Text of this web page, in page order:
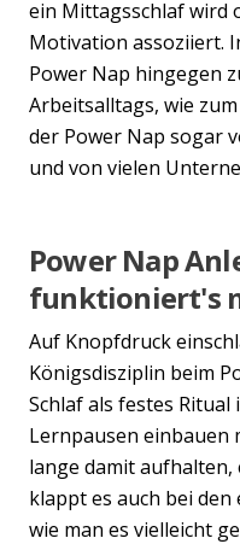
ein Mittagsschlaf wird
Motivation assoziiert.
Power Nap hingegen
Arbeitsalltags, wie
der Power Nap sogar
und von vielen
Power Nap
funktioniert's
Auf Knopfdruck
Königsdisziplin beim
Schlaf als festes
Lernpausen einbauen
lange damit aufhalten,
klappt es auch bei
wie man es vielleicht